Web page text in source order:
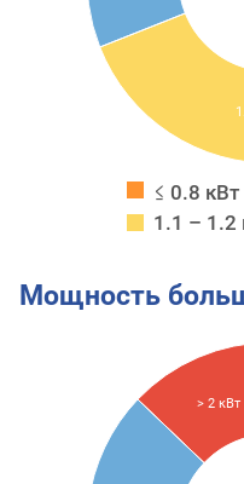
≤ 0.8 кВт
1.1 – 1.2
Мощность
> 2 кВт